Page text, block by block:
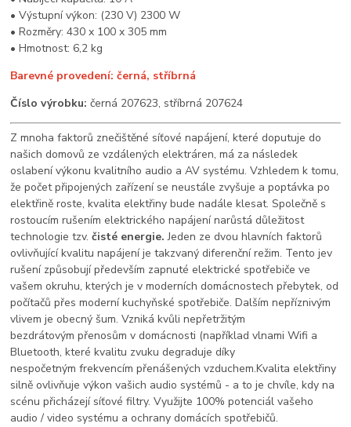
• Výstupní výkon: (230 V) 2300 W
• Rozměry: 430 x 100 x 305 mm
• Hmotnost: 6,2 kg
Barevné provedení: černá, stříbrná
Číslo výrobku: černá 207623, stříbrná 207624
Z mnoha faktorů znečištěné síťové napájení, které doputuje do
našich domovů ze vzdálenýchelektráren, má za následek
oslabení výkonu kvalitního audio a AV systému. Vzhledem ktomu,
že počet připojených zařízení se neustále zvyšuje a poptávka po
elektřině roste, kvalitaelektřiny bude nadále klesat.Společně s
rostoucím rušením elektrického napájení narůstá důležitost
technologie tzv.čisté energie.Jeden ze dvou hlavních faktorů
ovlivňující kvalitu napájení je takzvanýdiferenční režim. Tento jev
rušení způsobují především zapnuté elektrické spotřebiče ve
vašem okruhu, kterýchje v moderních domácnostech přebytek, od
počítačů přes moderní kuchyňské spotřebiče.Dalším nepříznivým
vlivem je obecný šum. Vzniká kvůli nepřetržitým
bezdrátovýmpřenosům v domácnosti (například vlnami Wifi a
Bluetooth, které kvalitu zvuku degraduje díky
nespočetným frekvencím přenášených vzduchem.Kvalita elektřiny
silně ovlivňuje výkon vašich audio systémů - a to je chvíle, kdy na
scénupřicházejí síťové filtry. Využijte 100% potenciál vašeho
audio / video systému a ochrany domácích spotřebičů.